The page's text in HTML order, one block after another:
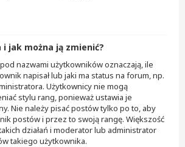
jak można ją zmienić?
nazwami użytkowników oznaczają, ile
napisał lub jaki ma status na forum, np.
Użytkownicy nie mogą
stylu rang, ponieważ ustawia je
Nie należy pisać postów tylko po to, aby
postów i przez to swoją rangę. Większość
działań i moderator lub administrator
takiego użytkownika.